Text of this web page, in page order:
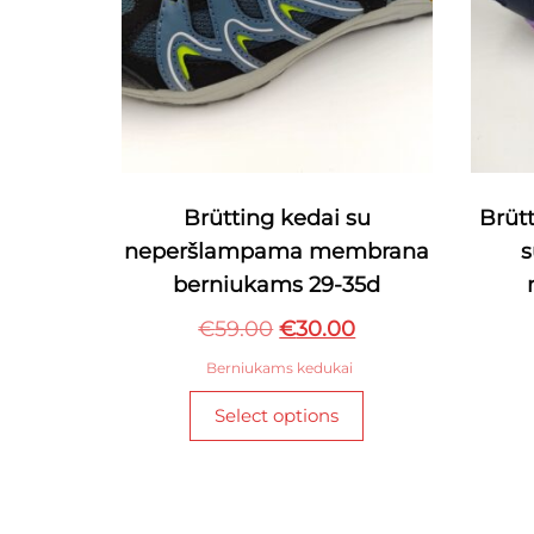
Brütting kedai su
neperšlampama membrana
berniukams 29-35d
€59.00 Original
price
was:
€59.00.
€30.00Current
is:
Berniukams kedukai
Select options
This